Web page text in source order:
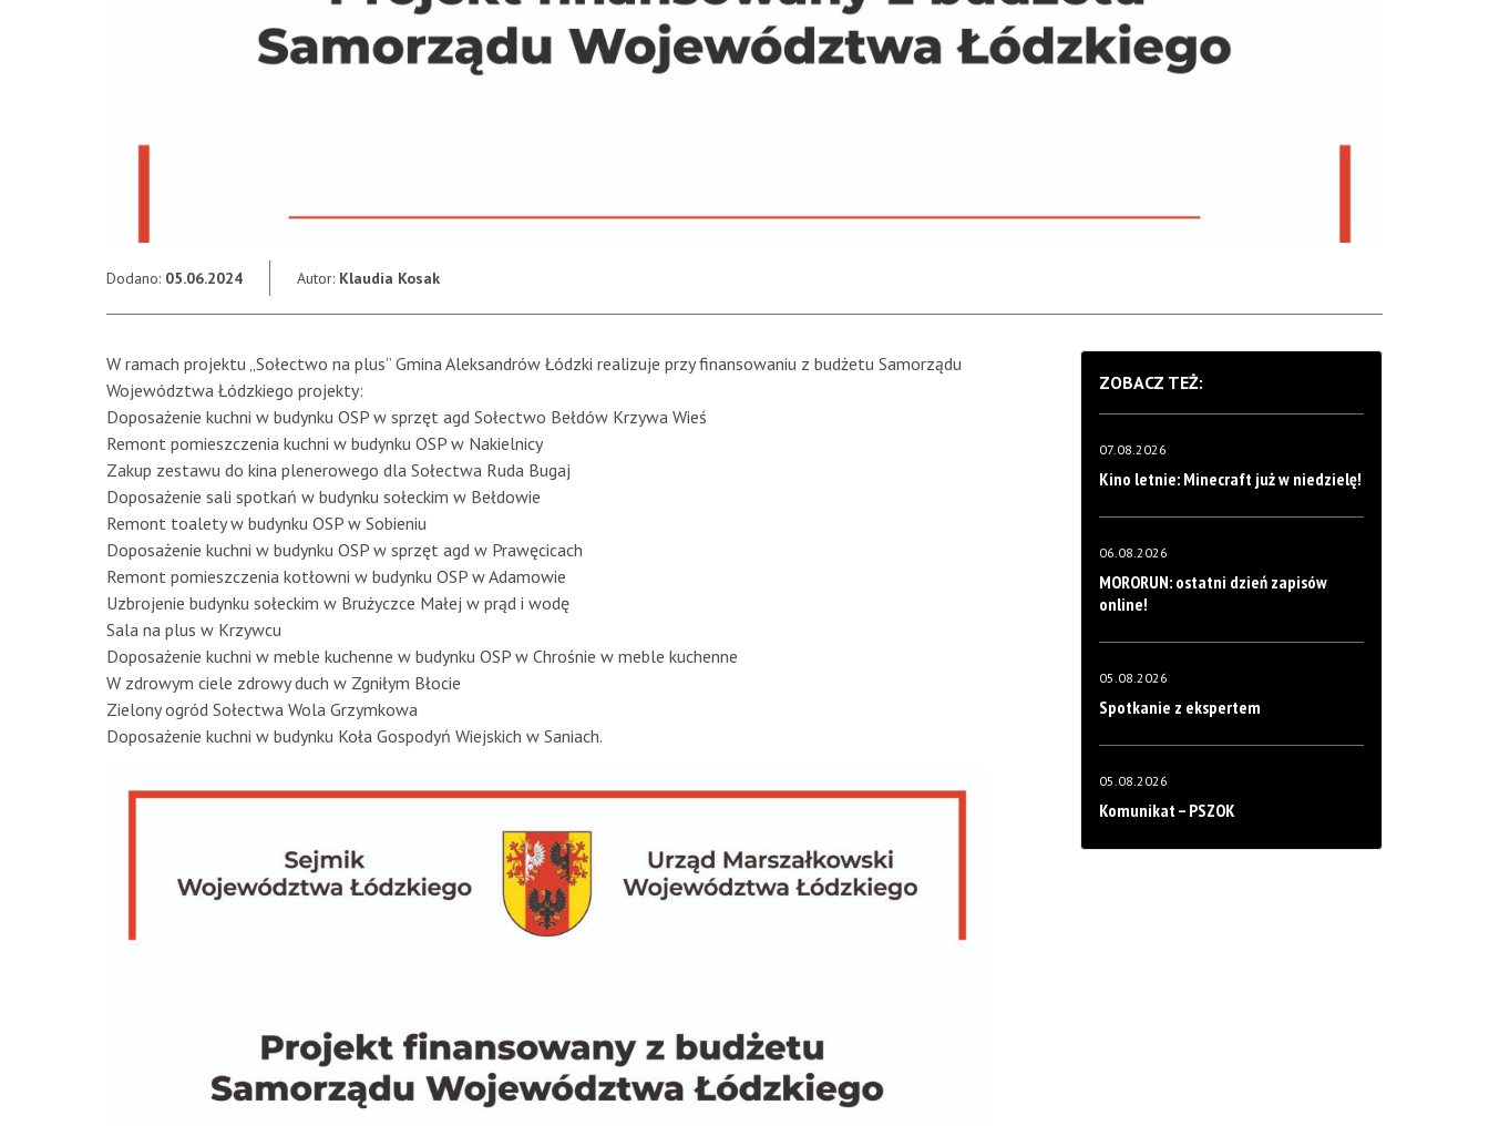
Dodano: 05.06.2024 Autor: Klaudia Kosak
W ramach projektu „Sołectwo na plus” Gmina Aleksandrów Łódzki realizuje przy finansowaniu z budżetu Samorządu
Województwa Łódzkiego projekty:
Doposażenie kuchni w budynku OSP w sprzęt agd Sołectwo Bełdów Krzywa Wieś
Remont pomieszczenia kuchni w budynku OSP w Nakielnicy
Zakup zestawu do kina plenerowego dla Sołectwa Ruda Bugaj
Doposażenie sali spotkań w budynku sołeckim w Bełdowie
Remont toalety w budynku OSP w Sobieniu
Doposażenie kuchni w budynku OSP w sprzęt agd w Prawęcicach
Remont pomieszczenia kotłowni w budynku OSP w Adamowie
Uzbrojenie budynku sołeckim w Brużyczce Małej w prąd i wodę
Sala na plus w Krzywcu
Doposażenie kuchni w meble kuchenne w budynku OSP w Chrośnie w meble kuchenne
W zdrowym ciele zdrowy duch w Zgniłym Błocie
Zielony ogród Sołectwa Wola Grzymkowa
Doposażenie kuchni w budynku Koła Gospodyń Wiejskich w Saniach.
ZOBACZ TEŻ:
07.08.2026
Kino letnie: Minecraft już w niedzielę!
06.08.2026
MORORUN: ostatni dzień zapisów
online!
05.08.2026
Spotkanie z ekspertem
05.08.2026
Komunikat – PSZOK